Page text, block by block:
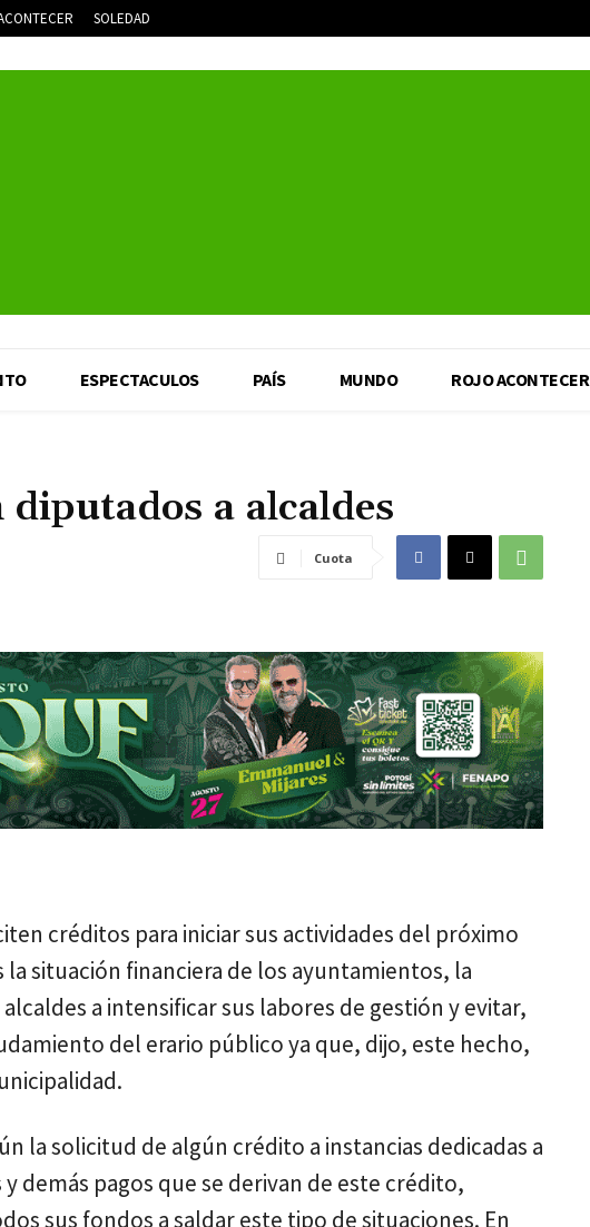
SOLEDAD
ESPECTACULOS PAÍS MUNDO ROJO ACONTECER
a alcaldes
Cuota
créditos para iniciar sus actividades del próximo
situación financiera de los ayuntamientos, la
a intensificar sus labores de gestión y evitar,
del erario público ya que, dijo, este hecho,
la solicitud de algún crédito a instancias dedicadas a
demás pagos que se derivan de este crédito,
sus fondos a saldar este tipo de situaciones. En